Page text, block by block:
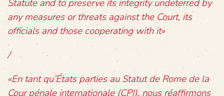
Statute and to preserve its integrity undeterred by
any measures or threats against the Court, its
officials and those cooperating with it»
/
«En tant qu’États parties au Statut de Rome de la
Cour pénale internationale (CPI), nous réaffirmons